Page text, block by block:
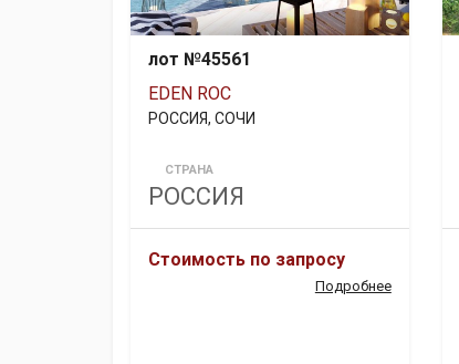
лот №45561
EDEN ROC
РОССИЯ, СОЧИ
СТРАНА
РОССИЯ
Стоимость по запросу
Подробнее